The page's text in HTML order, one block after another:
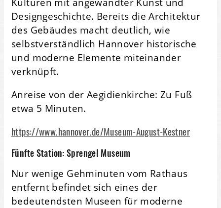
Designgeschichte. Bereits die Architektur
des Gebäudes macht deutlich, wie
selbstverständlich Hannover historische
und moderne Elemente miteinander
verknüpft.
Anreise von der Aegidienkirche: Zu Fuß
etwa 5 Minuten.
https://www.hannover.de/Museum-August-Kestner
Fünfte Station: Sprengel Museum
Nur wenige Gehminuten vom Rathaus
entfernt befindet sich eines der
bedeutendsten Museen für moderne